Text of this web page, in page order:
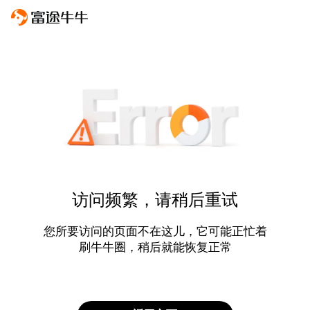
访问频繁，请稍后重试
您所要访问的页面不在这儿，它可能正忙着
刷牛牛圈，稍后就能恢复正常